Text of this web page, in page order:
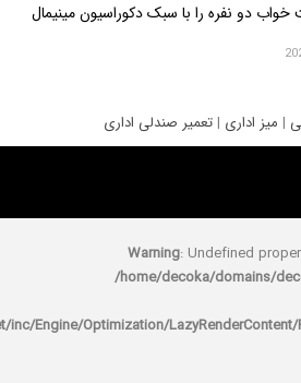
را با سبک دکوراسیون مینیمال
| تعمیر صندلی اداری
Warning:
/home/decoka/
rocket/inc/Engine/Optimization/